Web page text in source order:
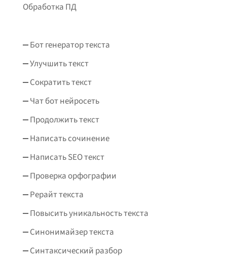
Обработка ПД
Бот генератор текста
Улучшить текст
Сократить текст
Чат бот нейросеть
Продолжить текст
Написать сочинение
Написать SEO текст
Проверка орфографии
Рерайт текста
Повысить уникальность текста
Синонимайзер текста
Синтаксический разбор